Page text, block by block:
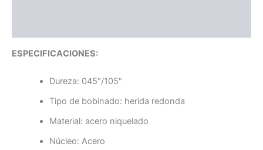
ESPECIFICACIONES:
Dureza: 045″/105″
Tipo de bobinado: herida redonda
Material: acero niquelado
Núcleo: Acero